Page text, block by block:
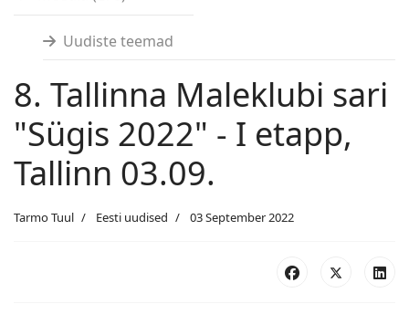
Uudiste teemad
8. Tallinna Maleklubi sari
"Sügis 2022" - I etapp,
Tallinn 03.09.
Tarmo Tuul Eesti uudised 03 September 2022